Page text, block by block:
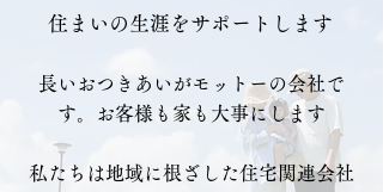
住まいの生涯をサポートします
長いおつきあいがモットーの会社で
す。お客様も家も大事にします
私たちは地域に根ざした住宅関連会社